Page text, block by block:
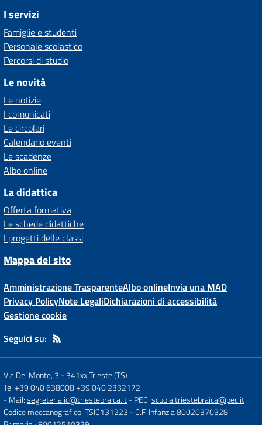
I servizi
Famiglie e studenti
Personale scolastico
Percorsi di studio
Le novità
Le notizie
I comunicati
Le circolari
Calendario eventi
Le scadenze
Albo online
La didattica
Offerta formativa
Le schede didattiche
I progetti delle classi
Mappa del sito
Amministrazione TrasparenteAlbo onlineInvia una MAD
Privacy PolicyNote LegaliDichiarazioni di accessibilità
Gestione cookie
Seguici su:
Via Del Monte, 3 -341xx Trieste (TS)
Tel +39 040 638008 +39 040 2332172
- Mail:segreteria.ic@triestebraica.it- PEC:scuola.triestebraica@pec.it
Codice meccanografico: TSIC131223 - C.F. Infanzia 80020370328